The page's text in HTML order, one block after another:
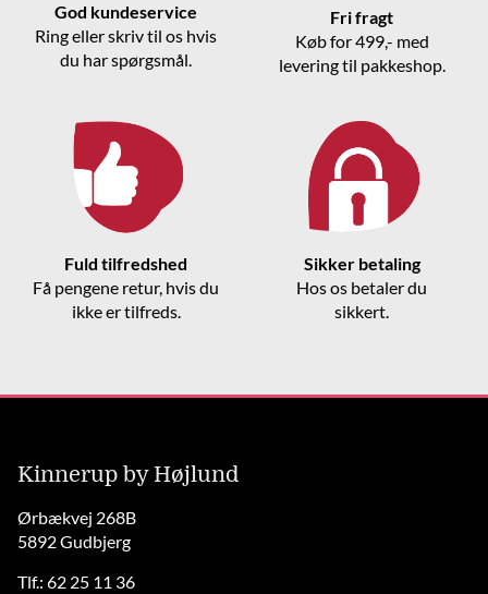
God kundeservice
Ring eller skriv til os hvis
du har spørgsmål.
Fri fragt
Køb for 499,- med
levering til pakkeshop.
Fuld tilfredshed
Få pengene retur, hvis du
ikke er tilfreds.
Sikker betaling
Hos os betaler du
sikkert.
Kinnerup by Højlund
Ørbækvej 268B
5892 Gudbjerg
Tlf.: 62 25 11 36